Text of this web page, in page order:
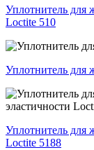
Уплотнитель для
Loctite 510
Уплотнитель для
Уплотнитель для
Loctite 5188